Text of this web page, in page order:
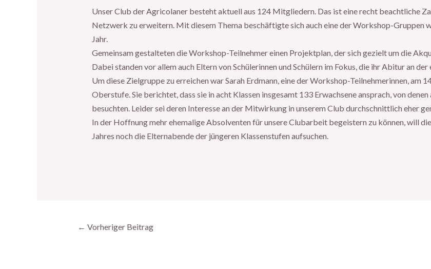
Unser Club der Agricolaner besteht aktuell aus 124 Mitgliedern. Das ist eine recht beachtliche
Netzwerk zu erweitern. Mit diesem Thema beschäftigte sich auch eine der Workshop-Gruppen
Jahr.
Gemeinsam gestalteten die Workshop-Teilnehmer einen Projektplan, der sich gezielt um die
Dabei standen vor allem auch Eltern von Schülerinnen und Schülern im Fokus, die ihr Abitur an
Um diese Zielgruppe zu erreichen war Sarah Erdmann, eine der Workshop-Teilnehmerinnen, am
Oberstufe. Sie berichtet, dass sie in acht Klassen insgesamt 133 Erwachsene ansprach, von
besuchten. Leider sei deren Interesse an der Mitwirkung in unserem Club durchschnittlich eher
In der Hoffnung mehr ehemalige Absolventen für unsere Clubarbeit begeistern zu können, will
Jahres noch die Elternabende der jüngeren Klassenstufen aufsuchen.
← Vorheriger Beitrag